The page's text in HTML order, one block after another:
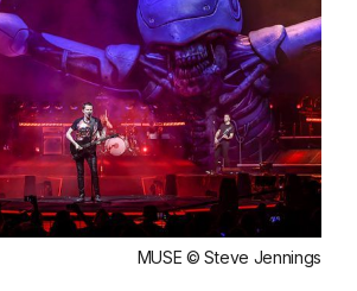
MUSE © Steve Jennings